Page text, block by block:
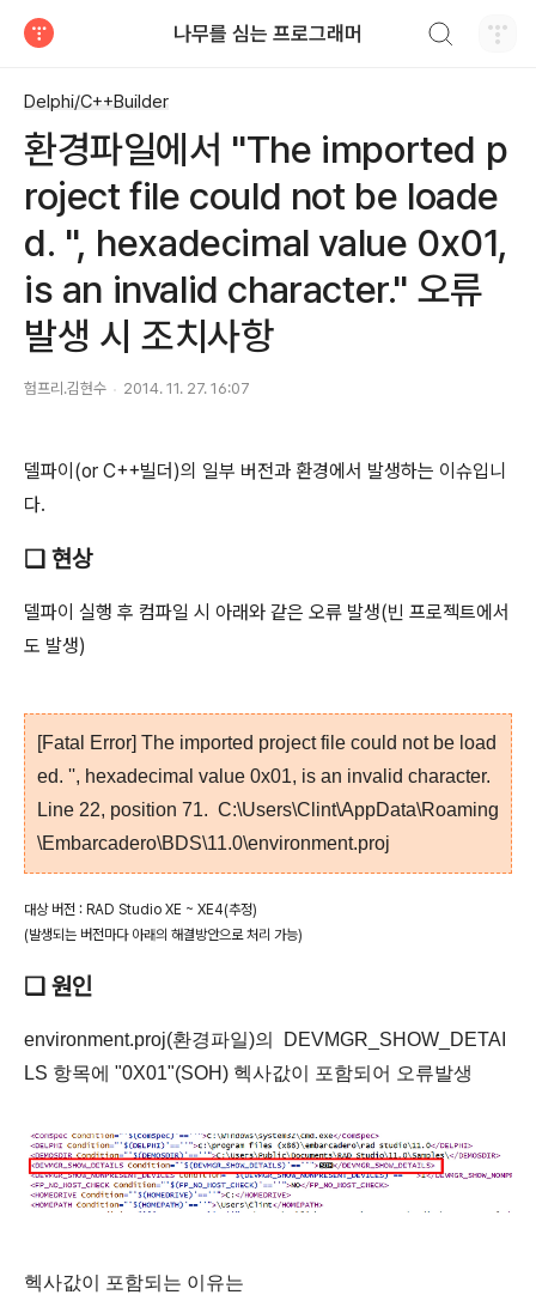
나무를 심는 프로그래머
Delphi/C++Builder
환경파일에서 "The imported p
roject file could not be loade
d. '', hexadecimal value 0x01,
is an invalid character." 오류
발생 시 조치사항
험프리.김현수 2014. 11. 27. 16:07
델파이(or C++빌더)의 일부 버전과 환경에서 발생하는 이슈입니
다.
❑ 현상
델파이 실행 후 컴파일 시 아래와 같은 오류 발생(빈 프로젝트에서
도 발생)
[Fatal Error] The imported project file could not be load
ed. '', hexadecimal value 0x01, is an invalid character.
Line 22, position 71. C:\Users\Clint\AppData\Roaming
\Embarcadero\BDS\11.0\environment.proj
대상 버전 : RAD Studio XE ~ XE4(추정)
(발생되는 버전마다 아래의 해결방안으로 처리 가능)
❑ 원인
environment.proj(환경파일)의 DEVMGR_SHOW_DETAI
LS 항목에 "0X01"(SOH) 헥사값이 포함되어 오류발생
헥사값이 포함되는 이유는